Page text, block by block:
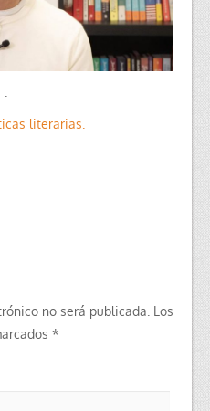
literarias.
no será publicada. Los
*